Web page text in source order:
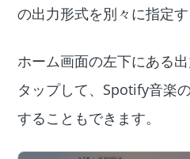
の出力形式を別々に指定す
ホーム画面の左下にある
タップして、Spotify音楽
することもできます。